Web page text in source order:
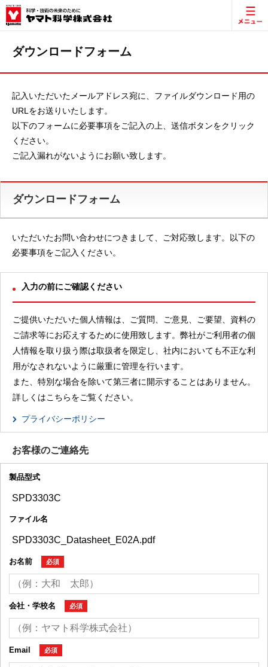
ダウンロードフォーム
記入いただいたメールアドレス宛に、ファイルダウンロード用の
URLをお送りいたします。
以下のフォームに必要事項をご記入の上、送信ボタンをクリック
ください。
ご記入漏れがないようにお願い致します。
ダウンロードフォーム
いただいたお問い合わせにつきまして、ご対応致します。以下の
必要事項をご記入ください。
入力の前にご確認ください
ご提供いただいた個人情報は、ご質問、ご意見、ご要望、資料の
ご請求等にお応えするために使用致します。弊社がご利用者の個
人情報を取り扱う際は取扱者を限定し、社内においても不正な利
用がなされないように厳重に管理を行います。
また、特別な場合を除いて第三者に開示することはありません。
詳しくはこちらをご覧ください。
プライバシーポリシー
お客様のご連絡先
製品型式
ファイル名
お名前 必須
会社・学校名 必須
Email 必須